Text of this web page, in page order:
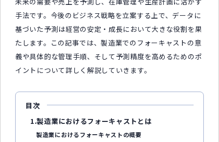
手法です。今後のビジネス戦略を立案する上で、データに
基づいた予測は経営の安定・成長において大きな役割を果
たします。この記事では、製造業でのフォーキャストの意
義や具体的な管理手順、そして予測精度を高めるためのポ
イントについて詳しく解説していきます。
目次
1.製造業におけるフォーキャストとは
製造業におけるフォーキャストの概要